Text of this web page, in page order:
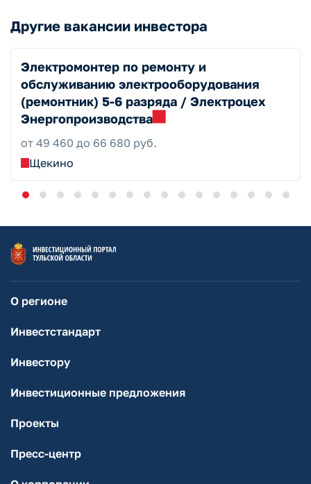
Другие вакансии инвестора
Электромонтер по ремонту и
обслуживанию электрооборудования
(ремонтник) 5-6 разряда / Электроцех
Энергопроизводства
от 49 460 до 66 680 руб.
Щекино
О регионе
Инвестстандарт
Инвестору
Инвестиционные предложения
Проекты
Пресс-центр